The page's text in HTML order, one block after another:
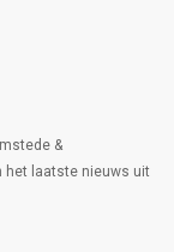
&
het laatste nieuws uit